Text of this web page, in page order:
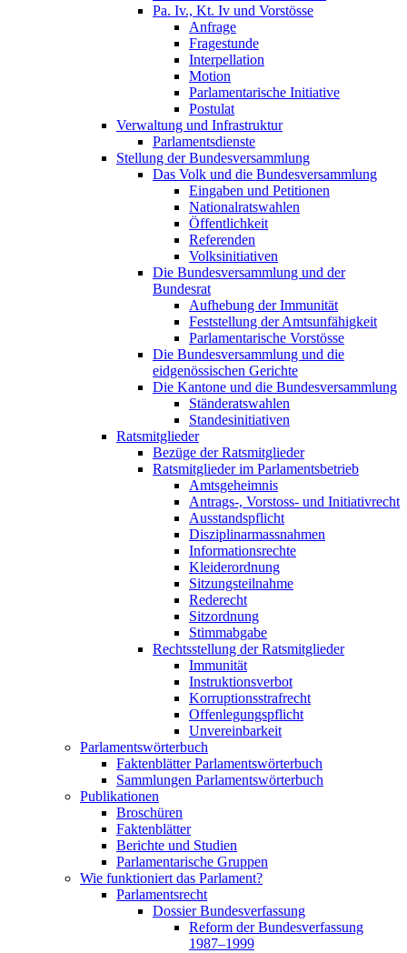
Pa. Iv., Kt. Iv und Vorstösse
Anfrage
Fragestunde
Interpellation
Motion
Parlamentarische Initiative
Postulat
Verwaltung und Infrastruktur
Parlamentsdienste
Stellung der Bundesversammlung
Das Volk und die Bundesversammlung
Eingaben und Petitionen
Nationalratswahlen
Öffentlichkeit
Referenden
Volksinitiativen
Die Bundesversammlung und der
Bundesrat
Aufhebung der Immunität
Feststellung der Amtsunfähigkeit
Parlamentarische Vorstösse
Die Bundesversammlung und die
eidgenössischen Gerichte
Die Kantone und die Bundesversammlung
Ständeratswahlen
Standesinitiativen
Ratsmitglieder
Bezüge der Ratsmitglieder
Ratsmitglieder im Parlamentsbetrieb
Amtsgeheimnis
Antrags-, Vorstoss- und Initiativrecht
Ausstandspflicht
Disziplinarmassnahmen
Informationsrechte
Kleiderordnung
Sitzungsteilnahme
Rederecht
Sitzordnung
Stimmabgabe
Rechtsstellung der Ratsmitglieder
Immunität
Instruktionsverbot
Korruptionsstrafrecht
Offenlegungspflicht
Unvereinbarkeit
Parlamentswörterbuch
Faktenblätter Parlamentswörterbuch
Sammlungen Parlamentswörterbuch
Publikationen
Broschüren
Faktenblätter
Berichte und Studien
Parlamentarische Gruppen
Wie funktioniert das Parlament?
Parlamentsrecht
Dossier Bundesverfassung
Reform der Bundesverfassung
1987–1999